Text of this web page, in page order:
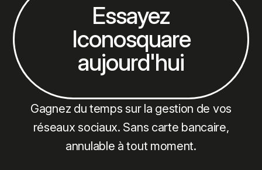
Essayez
Iconosquare
aujourd'hui
Gagnez du temps sur la gestion de vos
réseaux sociaux. Sans carte bancaire,
annulable à tout moment.